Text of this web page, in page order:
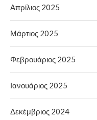
Απρίλιος 2025
Μάρτιος 2025
Φεβρουάριος 2025
Ιανουάριος 2025
Δεκέμβριος 2024